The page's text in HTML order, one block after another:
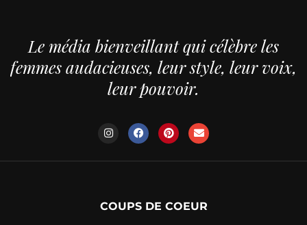
Le média bienveillant qui célèbre les
femmes audacieuses, leur style, leur voix,
leur pouvoir.
COUPS DE COEUR